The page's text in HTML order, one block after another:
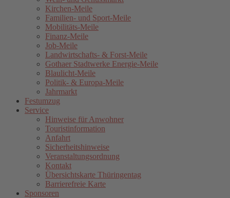
Kirchen-Meile
Familien- und Sport-Meile
Mobilitäts-Meile
Finanz-Meile
Job-Meile
Landwirtschafts- & Forst-Meile
Gothaer Stadtwerke Energie-Meile
Blaulicht-Meile
Politik- & Europa-Meile
Jahrmarkt
Festumzug
Service
Hinweise für Anwohner
Touristinformation
Anfahrt
Sicherheitshinweise
Veranstaltungsordnung
Kontakt
Übersichtskarte Thüringentag
Barrierefreie Karte
Sponsoren